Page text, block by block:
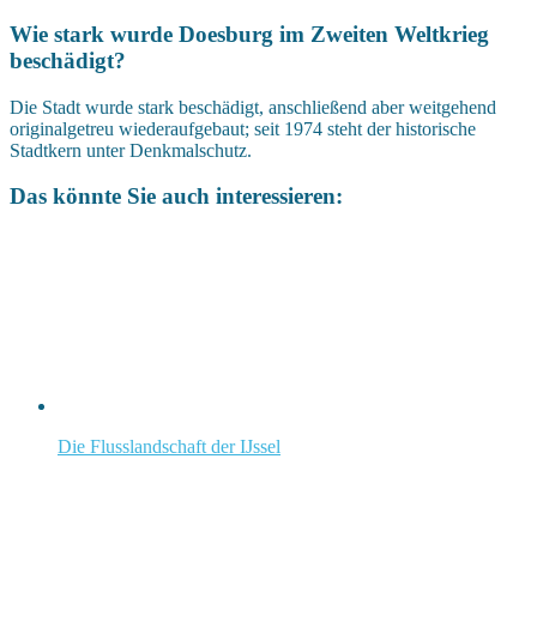
Wie stark wurde Doesburg im Zweiten Weltkrieg
beschädigt?
Die Stadt wurde stark beschädigt, anschließend aber weitgehend
originalgetreu wiederaufgebaut; seit 1974 steht der historische
Stadtkern unter Denkmalschutz.
Das könnte Sie auch interessieren:
Die Flusslandschaft der IJssel